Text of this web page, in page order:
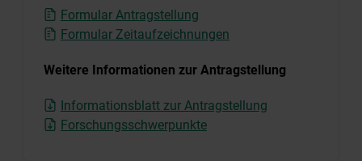
Formular Antragstellung
Formular Zeitaufzeichnungen
Weitere Informationen zur Antragstellung
Informationsblatt zur Antragstellung
Forschungsschwerpunkte